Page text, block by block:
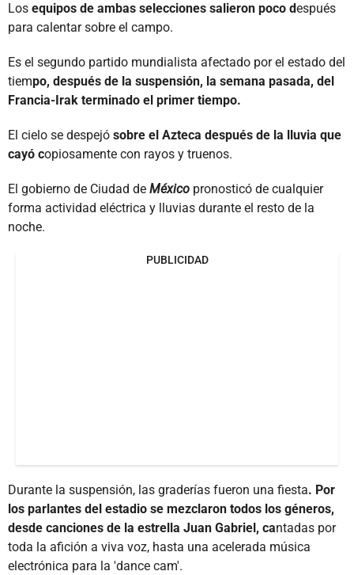
Los equipos de ambas selecciones salieron poco después
para calentar sobre el campo.
Es el segundo partido mundialista afectado por el estado del
tiempo, después de la suspensión, la semana pasada, del
Francia-Irak terminado el primer tiempo.
El cielo se despejó sobre el Azteca después de la lluvia que
cayó copiosamente con rayos y truenos.
El gobierno de Ciudad de México pronosticó de cualquier
forma actividad eléctrica y lluvias durante el resto de la
noche.
PUBLICIDAD
Durante la suspensión, las graderías fueron una fiesta. Por
los parlantes del estadio se mezclaron todos los géneros,
desde canciones de la estrella Juan Gabriel, cantadas por
toda la afición a viva voz, hasta una acelerada música
electrónica para la 'dance cam'.